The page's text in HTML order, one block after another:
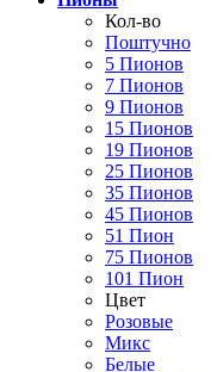
Кол-во
Поштучно
5 Пионов
7 Пионов
9 Пионов
15 Пионов
19 Пионов
25 Пионов
35 Пионов
45 Пионов
51 Пион
75 Пионов
101 Пион
Цвет
Розовые
Микс
Белые